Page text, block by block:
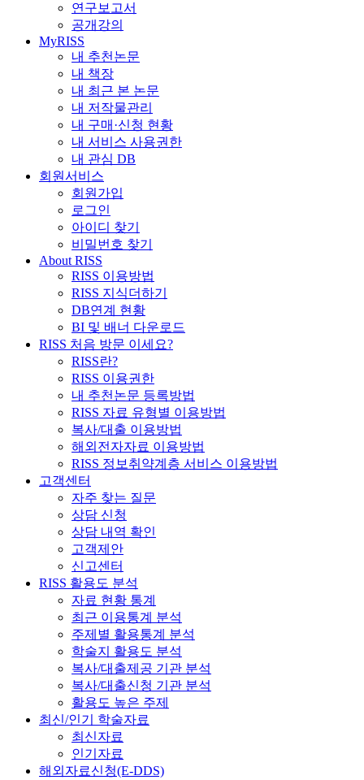
연구보고서
공개강의
MyRISS
내 추천논문
내 책장
내 최근 본 논문
내 저작물관리
내 구매·신청 현황
내 서비스 사용권한
내 관심 DB
회원서비스
회원가입
로그인
아이디 찾기
비밀번호 찾기
About RISS
RISS 이용방법
RISS 지식더하기
DB연계 현황
BI 및 배너 다운로드
RISS 처음 방문 이세요?
RISS란?
RISS 이용권한
내 추천논문 등록방법
RISS 자료 유형별 이용방법
복사/대출 이용방법
해외전자자료 이용방법
RISS 정보취약계층 서비스 이용방법
고객센터
자주 찾는 질문
상담 신청
상담 내역 확인
고객제안
신고센터
RISS 활용도 분석
자료 현황 통계
최근 이용통계 분석
주제별 활용통계 분석
학술지 활용도 분석
복사/대출제공 기관 분석
복사/대출신청 기관 분석
활용도 높은 주제
최신/인기 학술자료
최신자료
인기자료
해외자료신청(E-DDS)